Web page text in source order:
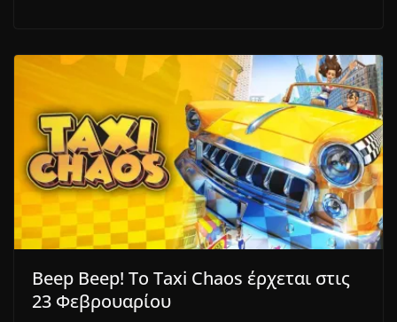
Beep Beep! Το Taxi Chaos έρχεται στις
23 Φεβρουαρίου